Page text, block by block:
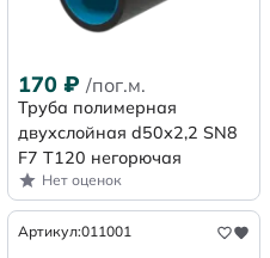
170 ₽ /пог.м.
Труба полимерная
двухслойная d50х2,2 SN8
F7 Т120 негорючая
Нет оценок
Артикул:011001